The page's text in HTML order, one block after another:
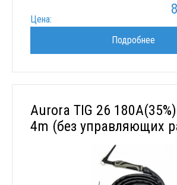
Цена:
Подробнее
Aurora TIG 26
4m (без управляющих